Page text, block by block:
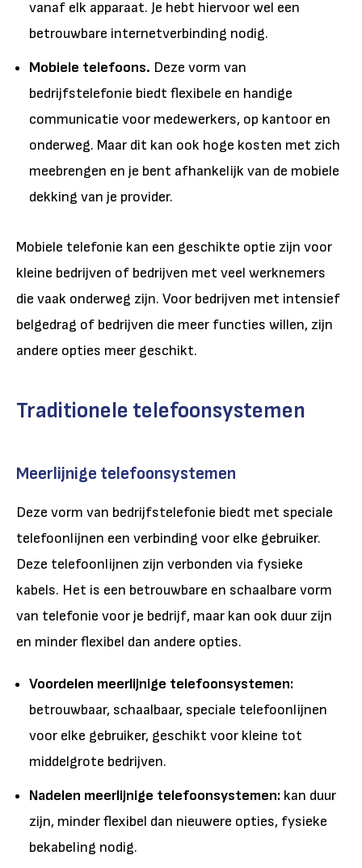
vanaf elk apparaat. Je hebt hiervoor wel een
betrouwbare internetverbinding nodig.
Mobiele telefoons. Deze vorm van
bedrijfstelefonie biedt flexibele en handige
communicatie voor medewerkers, op kantoor en
onderweg. Maar dit kan ook hoge kosten met zich
meebrengen en je bent afhankelijk van de mobiele
dekking van je provider.
Mobiele telefonie kan een geschikte optie zijn voor
kleine bedrijven of bedrijven met veel werknemers
die vaak onderweg zijn. Voor bedrijven met intensief
belgedrag of bedrijven die meer functies willen, zijn
andere opties meer geschikt.
Traditionele telefoonsystemen
Meerlijnige telefoonsystemen
Deze vorm van bedrijfstelefonie biedt met speciale
telefoonlijnen een verbinding voor elke gebruiker.
Deze telefoonlijnen zijn verbonden via fysieke
kabels. Het is een betrouwbare en schaalbare vorm
van telefonie voor je bedrijf, maar kan ook duur zijn
en minder flexibel dan andere opties.
Voordelen meerlijnige telefoonsystemen:
betrouwbaar, schaalbaar, speciale telefoonlijnen
voor elke gebruiker, geschikt voor kleine tot
middelgrote bedrijven.
Nadelen meerlijnige telefoonsystemen: kan duur
zijn, minder flexibel dan nieuwere opties, fysieke
bekabeling nodig.